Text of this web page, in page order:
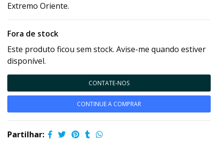
Extremo Oriente.
Fora de stock
Este produto ficou sem stock. Avise-me quando estiver
disponível.
CONTATE-NOS
CONTINUE A COMPRAR
Partilhar: